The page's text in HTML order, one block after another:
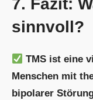
7. Fazit:
sinnvoll?
TMS ist eine
Menschen mit
bipolarer